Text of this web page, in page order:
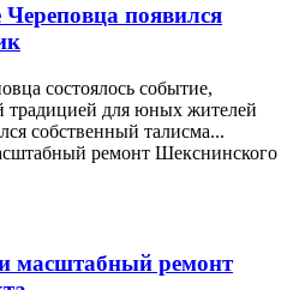
появился
состоялось событие,
традицией для юных жителей
собственный талисма...
масштабный ремонт